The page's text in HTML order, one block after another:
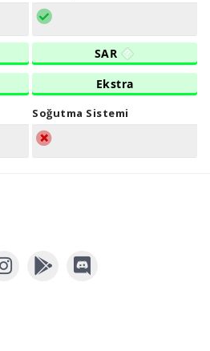
SAR
Ekstra
Soğutma Sistemi